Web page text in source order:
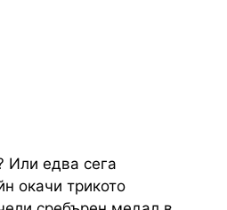
Или едва сега
окачи трикото